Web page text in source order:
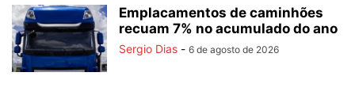
Emplacamentos de caminhões
recuam 7% no acumulado do ano
Sergio Dias - 6 de agosto de 2026